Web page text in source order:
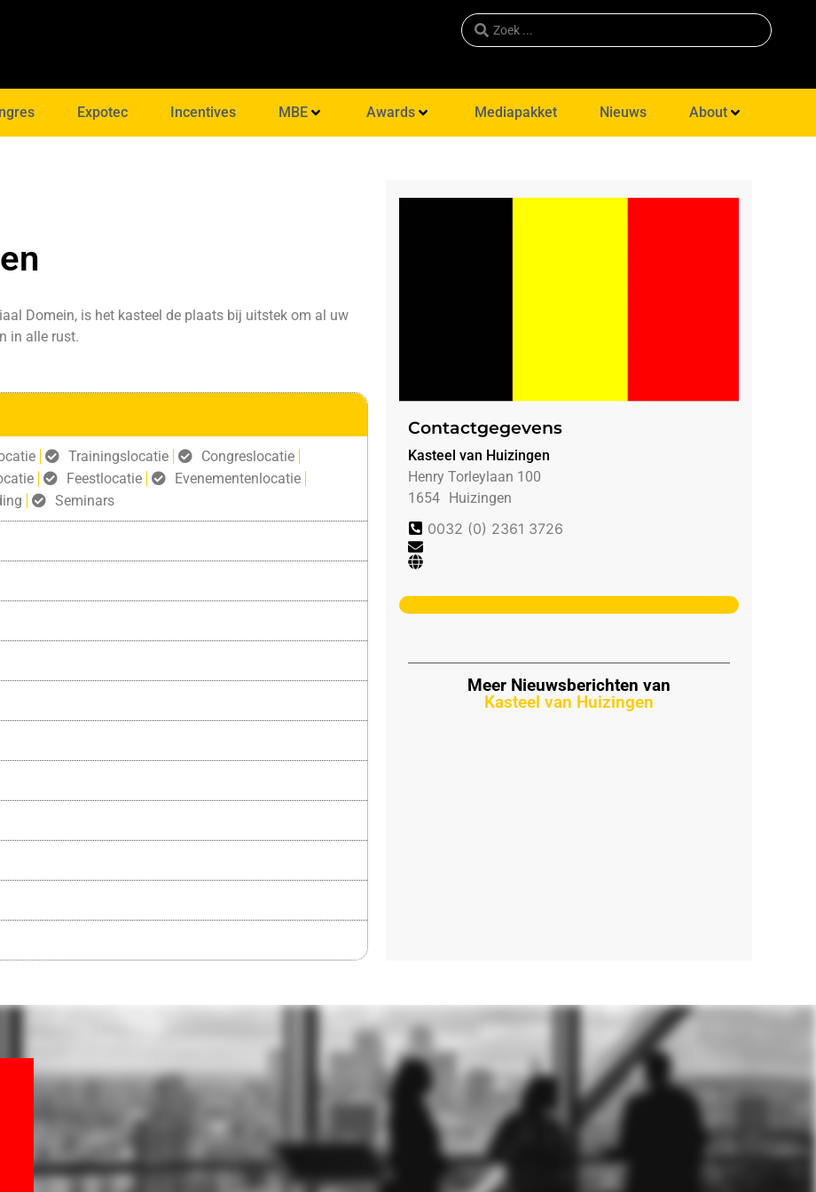
Expotec Incentives MBE Awards Mediapakket Nieuws About
Domein, is het kasteel de plaats bij uitstek om al uw
in alle rust.
Trainingslocatie
Congreslocatie
Feestlocatie
Evenementenlocatie
Seminars
Contactgegevens
Kasteel van Huizingen
Henry Torleylaan 100
1654 Huizingen
0032 (0) 2361 3726
Meer Nieuwsberichten van
Kasteel van Huizingen